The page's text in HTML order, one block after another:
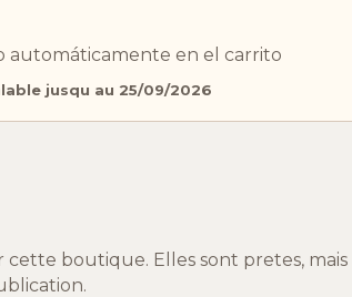
automáticamente en el carrito
jusqu au 25/09/2026
boutique. Elles sont pretes, mais